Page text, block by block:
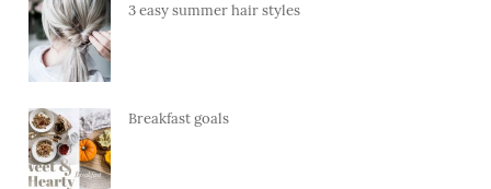
3 easy summer hair styles
Breakfast goals